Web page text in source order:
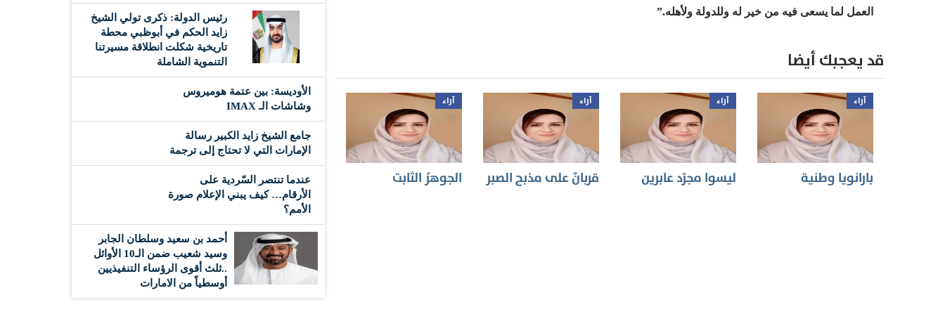
العمل لما يسعى فيه من خير له وللدولة ولأهله.”
قد يعجبك أيضا
آراء
بارانويا وطنية
آراء
ليسوا مجرّد عابرين
آراء
قربانٌ على مذبح الصبر
آراء
الجوهرُ الثابت
رئيس الدولة: ذكرى تولي الشيخ
زايد الحكم في أبوظبي محطة
تاريخية شكلت انطلاقة مسيرتنا
التنموية الشاملة
الأوديسة: بين عتمة هوميروس
وشاشات الـ IMAX
جامع الشيخ زايد الكبير رسالة
الإمارات التي لا تحتاج إلى ترجمة
عندما تنتصر السّردية على
الأرقام… كيف يبني الإعلام صورة
الأمم؟
أحمد بن سعيد وسلطان الجابر
وسيد شعيب ضمن الـ10 الأوائل
..ثلث أقوى الرؤساء التنفيذيين
أوسطياً من الامارات